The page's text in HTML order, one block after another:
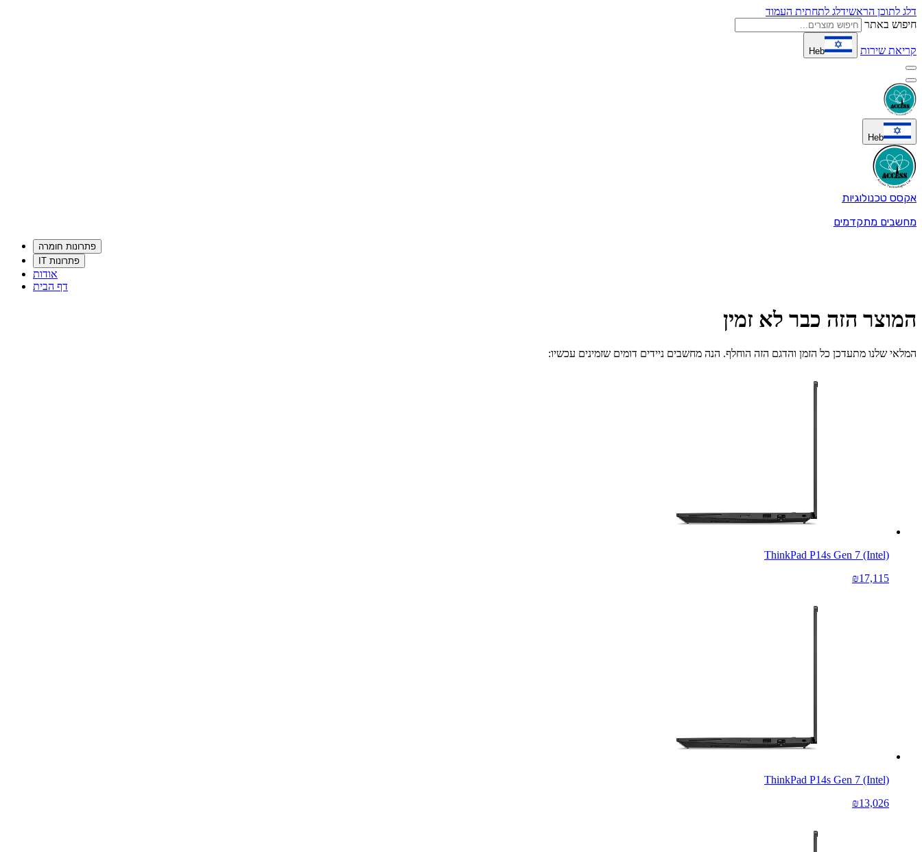
דלג לתוכן הראשידלג לתחתית העמוד
חיפוש באתר
קריאת שירות Heb
Heb
אקסס טכנולוגיות
מחשבים מתקדמים
פתרונות חומרה
פתרונות IT
אודות
דף הבית
המוצר הזה כבר לא זמין
המלאי שלנו מתעדכן כל הזמן והדגם הזה הוחלף. הנה מחשבים ניידים דומים שזמינים עכשיו:
ThinkPad P14s Gen 7 (Intel)
₪17,115
ThinkPad P14s Gen 7 (Intel)
₪13,026